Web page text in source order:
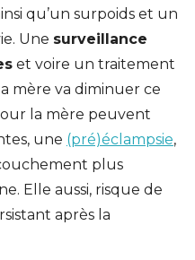
qu’un surpoids et un
Une surveillance
et voire un traitement
mère va diminuer ce
la mère peuvent
une (pré)éclampsie,
plus
Elle aussi, risque de
après la